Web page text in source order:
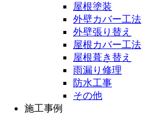
屋根塗装
外壁カバー工法
外壁張り替え
屋根カバー工法
屋根葺き替え
雨漏り修理
防水工事
その他
施工事例